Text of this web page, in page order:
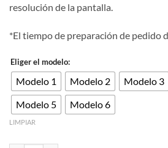
resolución de la pantalla.
*El tiempo de preparación de pedido
Eliger el modelo:
Modelo 1 Modelo 2 Modelo 3
Modelo 5
Modelo 6
LIMPIAR